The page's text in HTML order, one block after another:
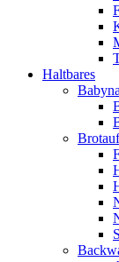
Haltbares